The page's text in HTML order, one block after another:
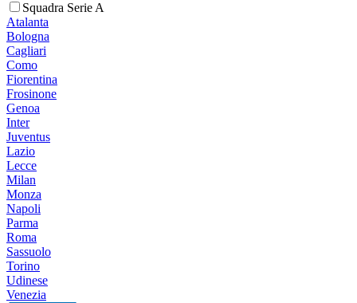
Squadra Serie A
Atalanta
Bologna
Cagliari
Como
Fiorentina
Frosinone
Genoa
Inter
Juventus
Lazio
Lecce
Milan
Monza
Napoli
Parma
Roma
Sassuolo
Torino
Udinese
Venezia